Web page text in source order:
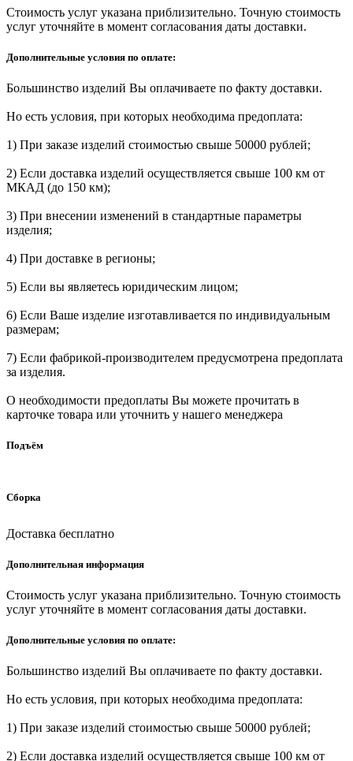
Стоимость услуг указана приблизительно. Точную стоимость
услуг уточняйте в момент согласования даты доставки.
Дополнительные условия по оплате:
Большинство изделий Вы оплачиваете по факту доставки.
Но есть условия, при которых необходима предоплата:
1) При заказе изделий стоимостью свыше 50000 рублей;
2) Если доставка изделий осуществляется свыше 100 км от
МКАД (до 150 км);
3) При внесении изменений в стандартные параметры
изделия;
4) При доставке в регионы;
5) Если вы являетесь юридическим лицом;
6) Если Ваше изделие изготавливается по индивидуальным
размерам;
7) Если фабрикой-производителем предусмотрена предоплата
за изделия.
О необходимости предоплаты Вы можете прочитать в
карточке товара или уточнить у нашего менеджера
Подъём
Сборка
Доставка бесплатно
Дополнительная информация
Стоимость услуг указана приблизительно. Точную стоимость
услуг уточняйте в момент согласования даты доставки.
Дополнительные условия по оплате:
Большинство изделий Вы оплачиваете по факту доставки.
Но есть условия, при которых необходима предоплата:
1) При заказе изделий стоимостью свыше 50000 рублей;
2) Если доставка изделий осуществляется свыше 100 км от